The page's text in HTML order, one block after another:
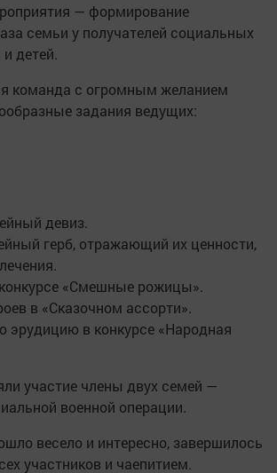
— формирование
семьи у получателей социальных
и детей.
команда с огромным желанием
задания ведущих:
девиз.
герб, отражающий их ценности,
«Смешные рожицы».
в «Сказочном ассорти».
эрудицию в конкурсе «Народная
участие члены двух семей —
военной операции.
весело и интересно, завершилось
участников и чаепитием.